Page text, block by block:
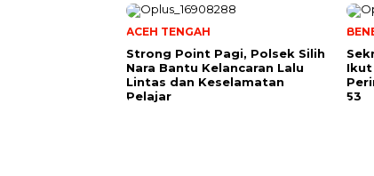
ACEH TENGAH
Strong Point Pagi, Polsek Silih
Nara Bantu Kelancaran Lalu
Lintas dan Keselamatan
Pelajar
Ikut
53